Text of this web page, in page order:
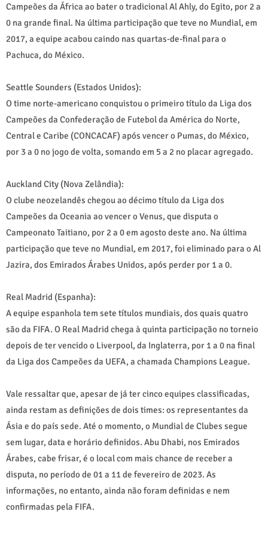
Campeões da África ao bater o tradicional Al Ahly, do Egito, por 2 a
0 na grande final. Na última participação que teve no Mundial, em
2017, a equipe acabou caindo nas quartas-de-final para o
Pachuca, do México.
Seattle Sounders (Estados Unidos):
O time norte-americano conquistou o primeiro título da Liga dos
Campeões da Confederação de Futebol da América do Norte,
Central e Caribe (CONCACAF) após vencer o Pumas, do México,
por 3 a 0 no jogo de volta, somando em 5 a 2 no placar agregado.
Auckland City (Nova Zelândia):
O clube neozelandês chegou ao décimo título da Liga dos
Campeões da Oceania ao vencer o Venus, que disputa o
Campeonato Taitiano, por 2 a 0 em agosto deste ano. Na última
participação que teve no Mundial, em 2017, foi eliminado para o Al
Jazira, dos Emirados Árabes Unidos, após perder por 1 a 0.
Real Madrid (Espanha):
A equipe espanhola tem sete títulos mundiais, dos quais quatro
são da FIFA. O Real Madrid chega à quinta participação no torneio
depois de ter vencido o Liverpool, da Inglaterra, por 1 a 0 na final
da Liga dos Campeões da UEFA, a chamada Champions League.
Vale ressaltar que, apesar de já ter cinco equipes classificadas,
ainda restam as definições de dois times: os representantes da
Ásia e do país sede. Até o momento, o Mundial de Clubes segue
sem lugar, data e horário definidos. Abu Dhabi, nos Emirados
Árabes, cabe frisar, é o local com mais chance de receber a
disputa, no período de 01 a 11 de fevereiro de 2023. As
informações, no entanto, ainda não foram definidas e nem
confirmadas pela FIFA.